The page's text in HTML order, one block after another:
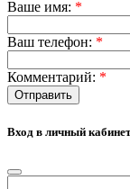
Ваше имя: *
Ваш телефон: *
Комментарий: *
Отправить
Вход в личный кабинет